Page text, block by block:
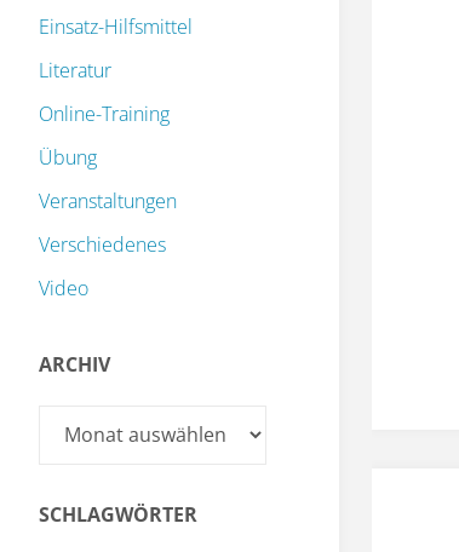
Einsatz-Hilfsmittel
Literatur
Online-Training
Übung
Veranstaltungen
Verschiedenes
Video
ARCHIV
Archiv
SCHLAGWÖRTER